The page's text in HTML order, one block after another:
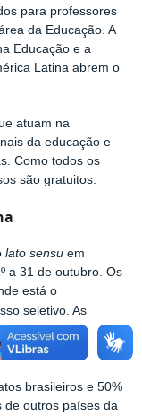
para professores
da Educação. A
Educação e a
Latina abrem o
atuam na
da educação e
Como todos os
são gratuitos.
lato sensu em
a 31 de outubro. Os
está o
seletivo. As
por meio do
brasileiros e 50%
de outros países da